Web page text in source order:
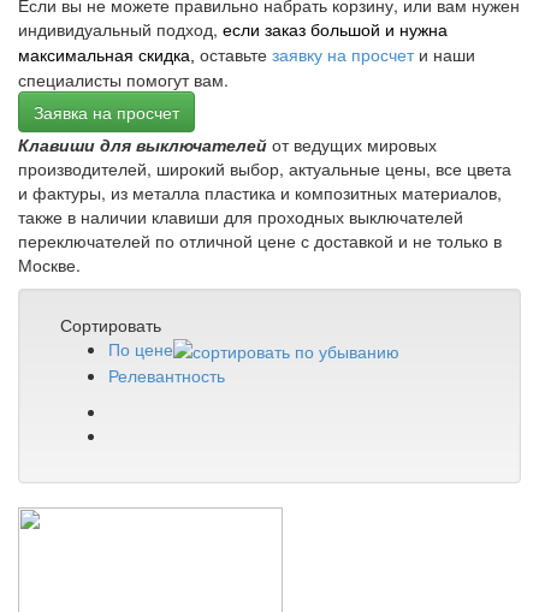
Если вы не можете правильно набрать корзину, или вам нужен
индивидуальный подход, если заказ большой и нужна
максимальная скидка, оставьте заявку на просчети наши
специалисты помогут вам.
Заявка на просчет
Клавиши для выключателей от ведущих мировых
производителей, широкий выбор, актуальные цены, все цвета
и фактуры, из металла пластика и композитных материалов,
также в наличии клавиши для проходных выключателей
переключателей по отличной цене с доставкой и не только в
Москве.
Сортировать
По цене
Релевантность